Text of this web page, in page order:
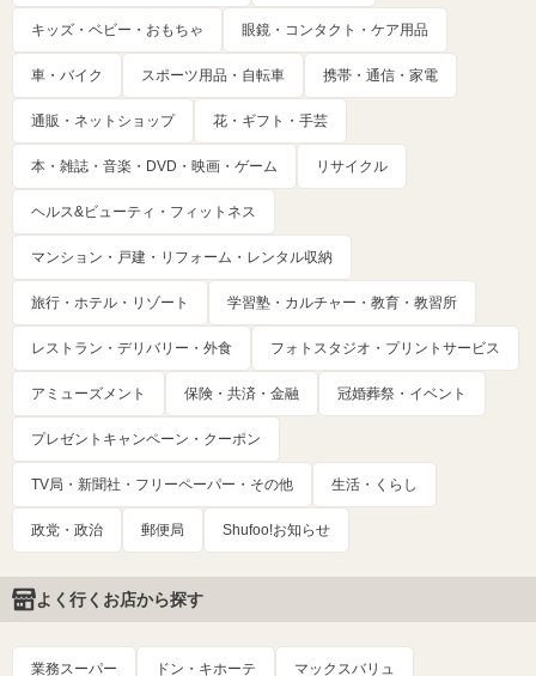
キッズ・ベビー・おもちゃ 眼鏡・コンタクト・ケア用品
車・バイク スポーツ用品・自転車 携帯・通信・家電
通販・ネットショップ 花・ギフト・手芸
本・雑誌・音楽・DVD・映画・ゲーム リサイクル
ヘルス&ビューティ・フィットネス
マンション・戸建・リフォーム・レンタル収納
旅行・ホテル・リゾート 学習塾・カルチャー・教育・教習所
レストラン・デリバリー・外食 フォトスタジオ・プリントサービス
アミューズメント 保険・共済・金融 冠婚葬祭・イベント
プレゼントキャンペーン・クーポン
TV局・新聞社・フリーペーパー・その他 生活・くらし
政党・政治 郵便局 Shufoo!お知らせ
よく行くお店から探す
業務スーパー ドン・キホーテ マックスバリュ